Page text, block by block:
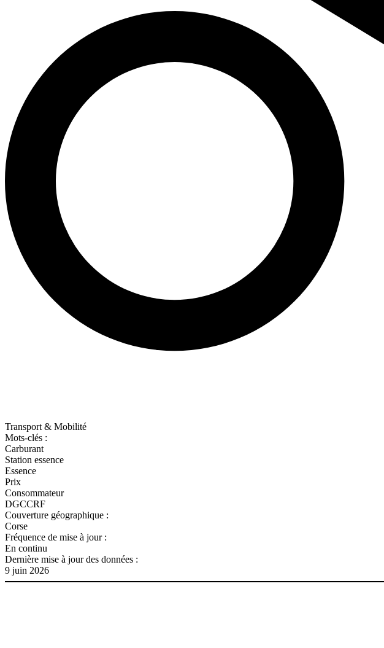
Transport & Mobilité
Mots-clés :
Carburant
Station essence
Essence
Prix
Consommateur
DGCCRF
Couverture géographique :
Corse
Fréquence de mise à jour :
En continu
Dernière mise à jour des données :
9 juin 2026